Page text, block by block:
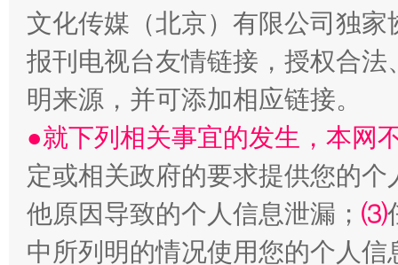
揭批美国五大"原罪" "炒
文化传媒（北京）有限公司独
报刊电视台友情链接，授权合
明来源，并可添加相应链接。
●就下列相关事宜的发生，本网
定或相关政府的要求提供您的个
他原因导致的个人信息泄漏； ⑶
中所列明的情况使用您的个人